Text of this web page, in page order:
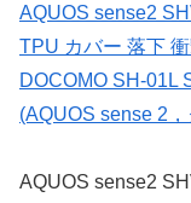
AQUOS sense2
TPU カバー 落下
DOCOMO SH-01L
(AQUOS sense 2
AQUOS sense2